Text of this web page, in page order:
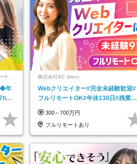
ッ
年
以
株式会社SC direct
Webクリエイター#完全未経験歓迎#
フルリモートOK#年休130日#残業月
300～700万円
フルリモートあり